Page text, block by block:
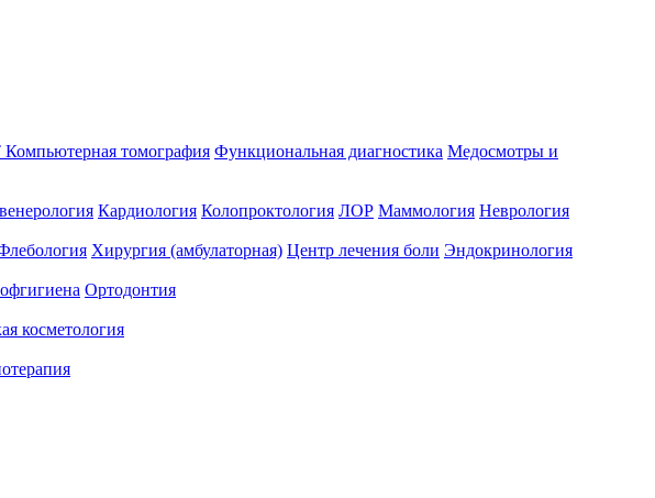
томография Функциональная диагностика Медосмотры и
Кардиология Колопроктология ЛОР Маммология Неврология
Хирургия (амбулаторная) Центр лечения боли Эндокринология
Ортодонтия
косметология